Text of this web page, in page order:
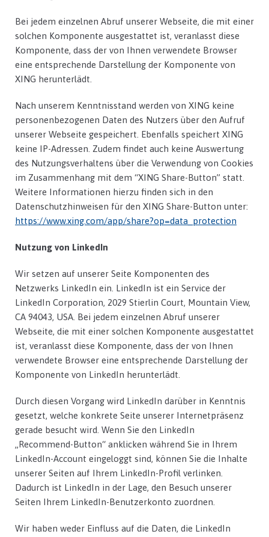
Bei jedem einzelnen Abruf unserer Webseite, die mit einer
solchen Komponente ausgestattet ist, veranlasst diese
Komponente, dass der von Ihnen verwendete Browser
eine entsprechende Darstellung der Komponente von
XING herunterlädt.
Nach unserem Kenntnisstand werden von XING keine
personenbezogenen Daten des Nutzers über den Aufruf
unserer Webseite gespeichert. Ebenfalls speichert XING
keine IP-Adressen. Zudem findet auch keine Auswertung
des Nutzungsverhaltens über die Verwendung von Cookies
im Zusammenhang mit dem “XING Share-Button” statt.
Weitere Informationen hierzu finden sich in den
Datenschutzhinweisen für den XING Share-Button unter:
https://www.xing.com/app/share?op=data_protection
Nutzung von LinkedIn
Wir setzen auf unserer Seite Komponenten des
Netzwerks LinkedIn ein. LinkedIn ist ein Service der
LinkedIn Corporation, 2029 Stierlin Court, Mountain View,
CA 94043, USA. Bei jedem einzelnen Abruf unserer
Webseite, die mit einer solchen Komponente ausgestattet
ist, veranlasst diese Komponente, dass der von Ihnen
verwendete Browser eine entsprechende Darstellung der
Komponente von LinkedIn herunterlädt.
Durch diesen Vorgang wird LinkedIn darüber in Kenntnis
gesetzt, welche konkrete Seite unserer Internetpräsenz
gerade besucht wird. Wenn Sie den LinkedIn
„Recommend-Button“ anklicken während Sie in Ihrem
LinkedIn-Account eingeloggt sind, können Sie die Inhalte
unserer Seiten auf Ihrem LinkedIn-Profil verlinken.
Dadurch ist LinkedIn in der Lage, den Besuch unserer
Seiten Ihrem LinkedIn-Benutzerkonto zuordnen.
Wir haben weder Einfluss auf die Daten, die LinkedIn